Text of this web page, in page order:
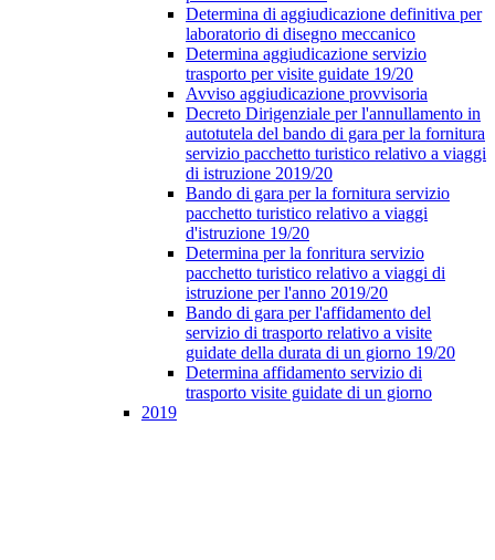
Determina di aggiudicazione definitiva per
laboratorio di disegno meccanico
Determina aggiudicazione servizio
trasporto per visite guidate 19/20
Avviso aggiudicazione provvisoria
Decreto Dirigenziale per l'annullamento in
autotutela del bando di gara per la fornitura
servizio pacchetto turistico relativo a viaggi
di istruzione 2019/20
Bando di gara per la fornitura servizio
pacchetto turistico relativo a viaggi
d'istruzione 19/20
Determina per la fonritura servizio
pacchetto turistico relativo a viaggi di
istruzione per l'anno 2019/20
Bando di gara per l'affidamento del
servizio di trasporto relativo a visite
guidate della durata di un giorno 19/20
Determina affidamento servizio di
trasporto visite guidate di un giorno
2019